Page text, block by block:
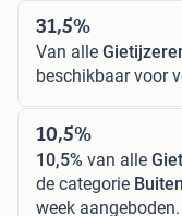
31,5%
Van alle
beschikbaar voor
10,5%
10,5% van alle
de categorie
week aangeboden.